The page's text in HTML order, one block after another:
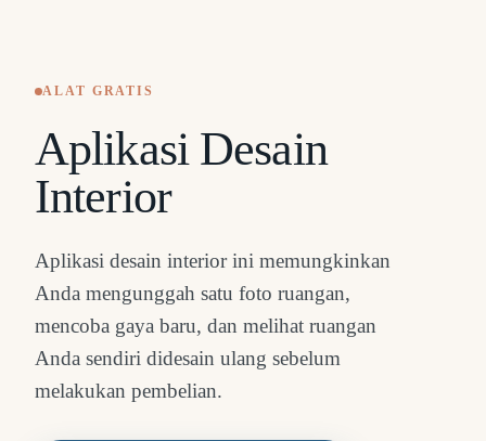
ALAT GRATIS
Aplikasi Desain
Interior
Aplikasi desain interior ini memungkinkan
Anda mengunggah satu foto ruangan,
mencoba gaya baru, dan melihat ruangan
Anda sendiri didesain ulang sebelum
melakukan pembelian.